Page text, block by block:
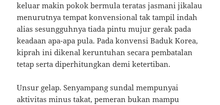
keluar makin pokok bermula teratas jasmani jikalau
menurutnya tempat konvensional tak tampil indah
alias sesungguhnya tiada pintu mujur gerak pada
keadaan apa-apa pula. Pada konvensi Baduk Korea,
kiprah ini dikenal keruntuhan secara pembatalan
tetap serta diperhitungkan demi ketertiban.
Unsur gelap. Senyampang sundal mempunyai
aktivitas minus takat, pemeran bukan mampu